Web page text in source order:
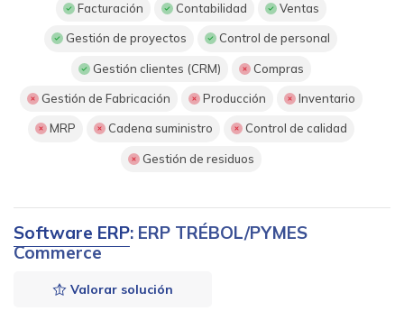
Facturación Contabilidad Ventas
Gestión de proyectos Control de personal
Gestión clientes (CRM) Compras
Gestión de Fabricación Producción Inventario
MRP Cadena suministro Control de calidad
Gestión de residuos
Software ERP: ERP TRÉBOL/PYMES
Commerce
Valorar solución